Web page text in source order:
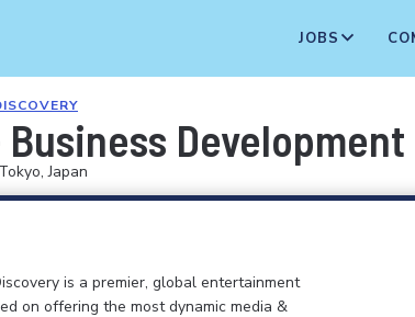
JOBS
Business
Tokyo, Japan
is a premier, global entertainment
on offering the most dynamic media &